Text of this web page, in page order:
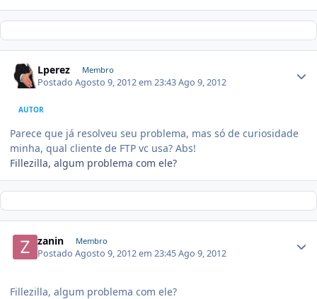
Lperez Membro
PostadoAgosto 9, 2012 em 23:43Ago 9, 2012
AUTOR
Parece que já resolveu seu problema, mas só de curiosidade
minha, qual cliente de FTP vc usa? Abs!
Fillezilla, algum problema com ele?
zanin Membro
PostadoAgosto 9, 2012 em 23:45Ago 9, 2012
Fillezilla, algum problema com ele?